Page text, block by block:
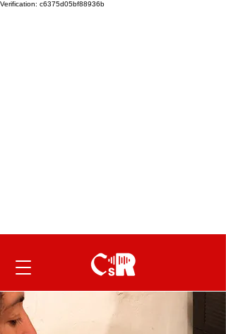
Verification: c6375d05bf88936b